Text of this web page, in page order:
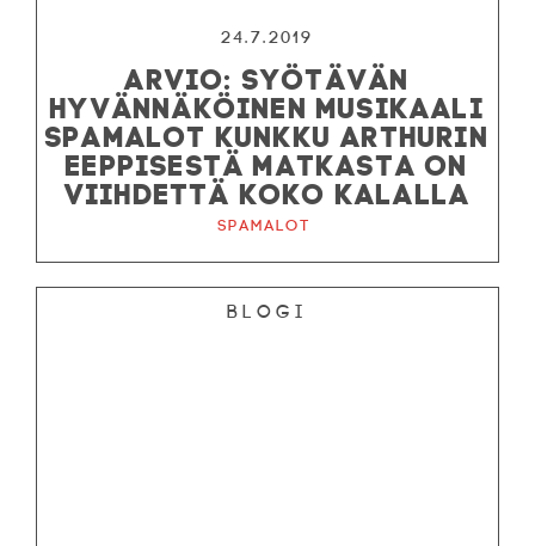
24.7.2019
ARVIO: SYÖTÄVÄN
HYVÄNNÄKÖINEN MUSIKAALI
SPAMALOT KUNKKU ARTHURIN
EEPPISESTÄ MATKASTA ON
VIIHDETTÄ KOKO KALALLA
Spamalot
Blogi